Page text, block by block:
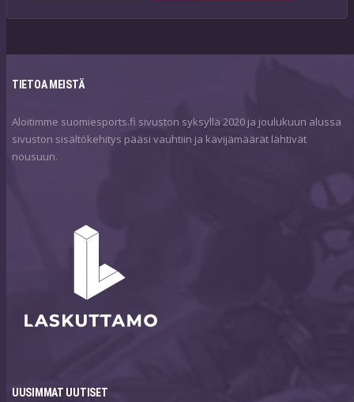
TIETOA MEISTÄ
Aloitimme suomiesports.fi sivuston syksyllä 2020 ja joulukuun alussa
sivuston sisältökehitys pääsi vauhtiin ja kävijämäärät lähtivät
nousuun.
UUSIMMAT UUTISET